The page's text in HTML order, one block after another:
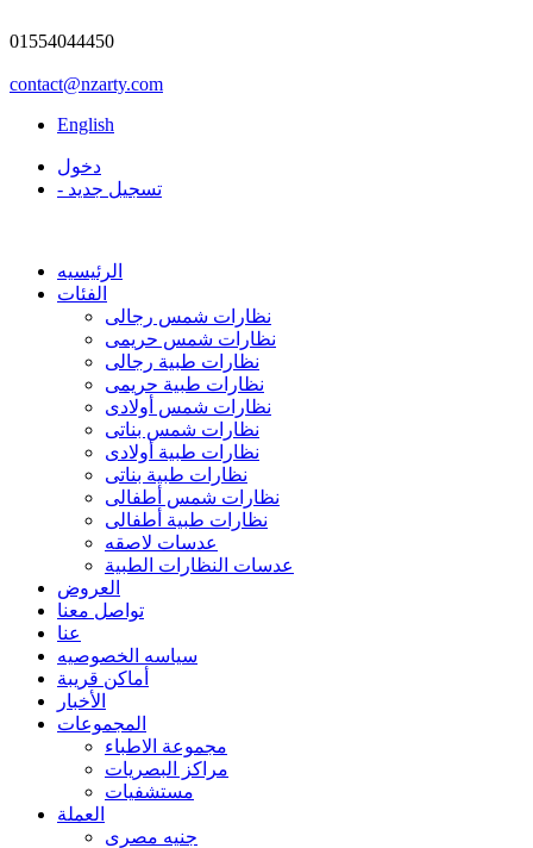
01554044450
contact@nzarty.com
English
دخول
- تسجيل جديد
الرئيسيه
الفئات
نظارات شمس رجالى
نظارات شمس حريمى
نظارات طبية رجالى
نظارات طبية حريمى
نظارات شمس أولادى
نظارات شمس بناتى
نظارات طبية أولادى
نظارات طبية بناتى
نظارات شمس أطفالى
نظارات طبية أطفالى
عدسات لاصقه
عدسات النظارات الطبية
العروض
تواصل معنا
عنا
سياسه الخصوصيه
أماكن قريبة
الأخبار
المجموعات
مجموعة الاطباء
مراكز البصريات
مستشفيات
العملة
جنيه مصرى